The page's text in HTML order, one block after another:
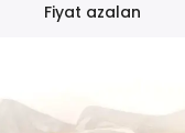
Fiyat azalan